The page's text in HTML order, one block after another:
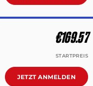
€169.57
STARTPREIS
JETZT ANMELDEN